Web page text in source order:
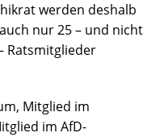
werden deshalb
nur 25 – und nicht
Ratsmitglieder
Mitglied im
im AfD-